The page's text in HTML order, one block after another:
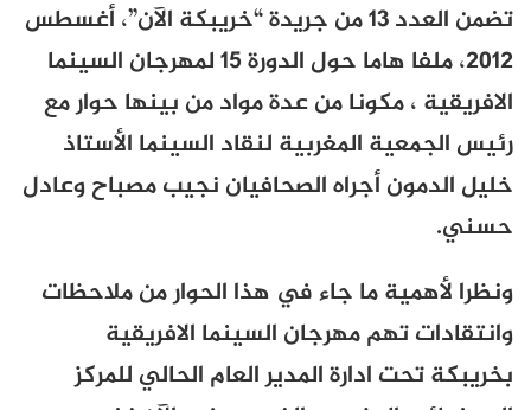
تضمن العدد 13 من جريدة “خريبكة الآن”، أغسطس
2012، ملفا هاما حول الدورة 15 لمهرجان السينما
الافريقية ، مكونا من عدة مواد من بينها حوار مع
رئيس الجمعية المغربية لنقاد السينما الأستاذ
خليل الدمون أجراه الصحافيان نجيب مصباح وعادل
حسني.
ونظرا لأهمية ما جاء في هذا الحوار من ملاحظات
وانتقادات تهم مهرجان السينما الافريقية
بخريبكة تحت ادارة المدير العام الحالي للمركز